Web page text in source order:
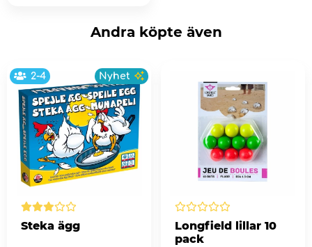
Andra köpte även
2-4 Nyhet
Steka ägg
Longfield lillar 10
pack